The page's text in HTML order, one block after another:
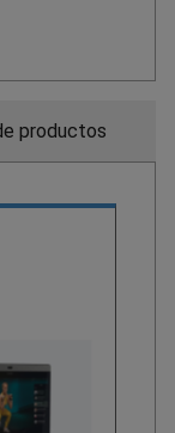
productos